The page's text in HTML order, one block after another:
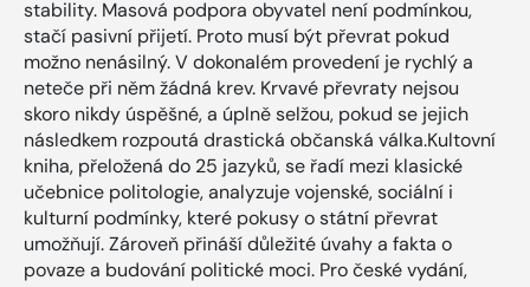
stability. Masová podpora obyvatel není podmínkou,
stačí pasivní přijetí. Proto musí být převrat pokud
možno nenásilný. V dokonalém provedení je rychlý a
neteče při něm žádná krev. Krvavé převraty nejsou
skoro nikdy úspěšné, a úplně selžou, pokud se jejich
následkem rozpoutá drastická občanská válka.Kultovní
kniha, přeložená do 25 jazyků, se řadí mezi klasické
učebnice politologie, analyzuje vojenské, sociální i
kulturní podmínky, které pokusy o státní převrat
umožňují. Zároveň přináší důležité úvahy a fakta o
povaze a budování politické moci. Pro české vydání,